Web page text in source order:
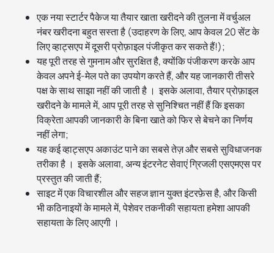
एक नया स्टार्टर पैकेज या तैयार खाता खरीदने की तुलना में वर्चुअल
नंबर खरीदना बहुत सस्ता है (उदाहरण के लिए, आप केवल 20 सेंट के
लिए व्हाट्सएप में दूसरी प्रोफ़ाइल पंजीकृत कर सकते हैं!);
यह पूरी तरह से गुमनाम और सुरक्षित है, क्योंकि पंजीकरण करके आप
केवल अपने ई-मेल पते का उपयोग करते हैं, और यह जानकारी तीसरे
पक्ष के साथ साझा नहीं की जाती है । इसके अलावा, तैयार प्रोफ़ाइल
खरीदने के मामले में, आप पूरी तरह से सुनिश्चित नहीं हैं कि इसका
विक्रेता आपकी जानकारी के बिना खाते को फिर से बेचने का निर्णय
नहीं लेगा;
यह कई व्हाट्सएप अकाउंट पाने का सबसे तेज़ और सबसे सुविधाजनक
तरीका है । इसके अलावा, अन्य इंटरनेट सेवाएं ग्रिजली एसएमएस पर
प्रस्तुत की जाती हैं;
साइट में एक विचारशील और सहज ज्ञान युक्त इंटरफ़ेस है, और किसी
भी कठिनाइयों के मामले में, पेशेवर तकनीकी सहायता हमेशा आपकी
सहायता के लिए आएगी ।